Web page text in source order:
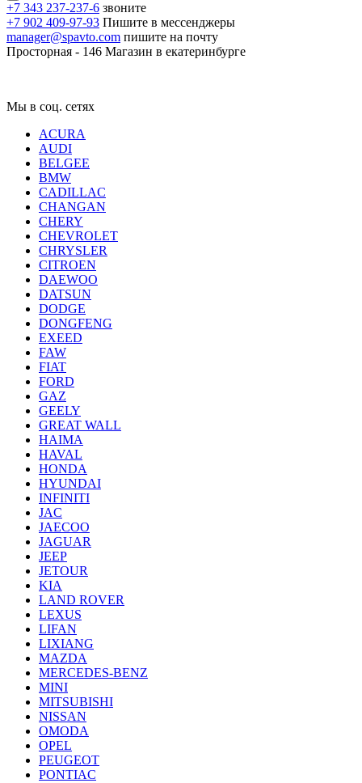
+7 343 237-237-6 звоните
+7 902 409-97-93 Пишите в мессенджеры
manager@spavto.com пишите на почту
Просторная - 146 Магазин в екатеринбурге
Мы в соц. сетях
ACURA
AUDI
BELGEE
BMW
CADILLAC
CHANGAN
CHERY
CHEVROLET
CHRYSLER
CITROEN
DAEWOO
DATSUN
DODGE
DONGFENG
EXEED
FAW
FIAT
FORD
GAZ
GEELY
GREAT WALL
HAIMA
HAVAL
HONDA
HYUNDAI
INFINITI
JAC
JAECOO
JAGUAR
JEEP
JETOUR
KIA
LAND ROVER
LEXUS
LIFAN
LIXIANG
MAZDA
MERCEDES-BENZ
MINI
MITSUBISHI
NISSAN
OMODA
OPEL
PEUGEOT
PONTIAC